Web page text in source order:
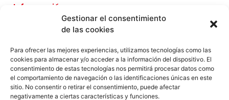
Gestionar el consentimiento
de las cookies
Para ofrecer las mejores experiencias, utilizamos tecnologías como las
cookies para almacenar y/o acceder a la información del dispositivo. El
consentimiento de estas tecnologías nos permitirá procesar datos como
el comportamiento de navegación o las identificaciones únicas en este
sitio. No consentir o retirar el consentimiento, puede afectar
negativamente a ciertas características y funciones.
Información
Sobre Nosotros
Nuestros Servicios
Nuestros Productos
Contacta con Nosotros
Legal
Aviso Legal